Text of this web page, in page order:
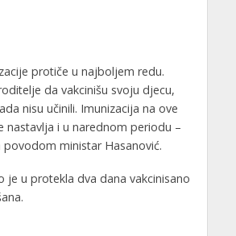
protiče u najboljem redu.
da vakcinišu svoju djecu,
nisu učinili. Imunizacija na ove
nastavlja i u narednom periodu –
ministar Hasanović.
je u protekla dva dana vakcinisano